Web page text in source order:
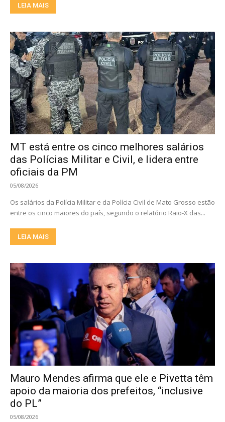
LEIA MAIS
MT está entre os cinco melhores salários
das Polícias Militar e Civil, e lidera entre
oficiais da PM
05/08/2026
Os salários da Polícia Militar e da Polícia Civil de Mato Grosso estão
entre os cinco maiores do país, segundo o relatório Raio-X das...
LEIA MAIS
Mauro Mendes afirma que ele e Pivetta têm
apoio da maioria dos prefeitos, “inclusive
do PL”
05/08/2026